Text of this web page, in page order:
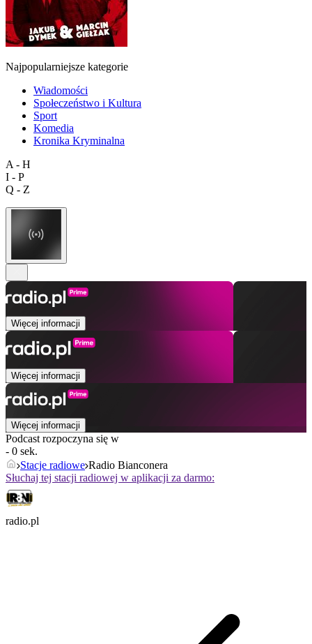
Najpopularniejsze kategorie
Wiadomości
Społeczeństwo i Kultura
Sport
Komedia
Kronika Kryminalna
A - H
I - P
Q - Z
Więcej informacji
Więcej informacji
Więcej informacji
Podcast rozpoczyna się w
- 0 sek.
Stacje radiowe Radio Bianconera
Słuchaj tej stacji radiowej w aplikacji za darmo:
radio.pl